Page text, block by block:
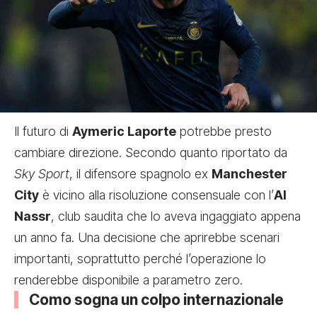
Il futuro di Aymeric Laporte potrebbe presto
cambiare direzione. Secondo quanto riportato da
Sky Sport, il difensore spagnolo ex Manchester
City è vicino alla risoluzione consensuale con l’Al
Nassr, club saudita che lo aveva ingaggiato appena
un anno fa. Una decisione che aprirebbe scenari
importanti, soprattutto perché l’operazione lo
renderebbe disponibile a parametro zero.
Como sogna un colpo internazionale